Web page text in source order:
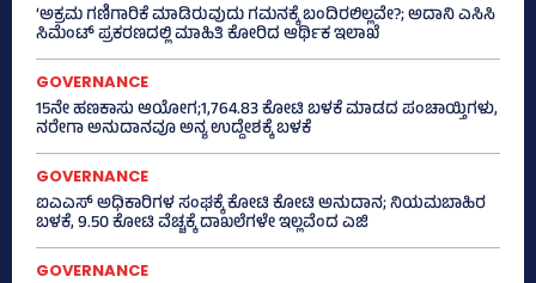
‘ಅಕ್ರಮ ಗಣಿಗಾರಿಕೆ ಮಾಡಿರುವುದು ಗಮನಕ್ಕೆ ಬಂದಿರಲಿಲ್ಲವೇ?; ಅದಾನಿ ಎಸಿಸಿ
ಸಿಮೆಂಟ್ ಪ್ರಕರಣದಲ್ಲಿ ಮಾಹಿತಿ ಕೋರಿದ ಆರ್ಥಿಕ ಇಲಾಖೆ
GOVERNANCE
15ನೇ ಹಣಕಾಸು ಆಯೋಗ;1,764.83 ಕೋಟಿ ಬಳಕೆ ಮಾಡದ ಪಂಚಾಯ್ತಿಗಳು,
ನರೇಗಾ ಅನುದಾನವೂ ಅನ್ಯ ಉದ್ದೇಶಕ್ಕೆ ಬಳಕೆ
GOVERNANCE
ಐಎಎಸ್‌ ಅಧಿಕಾರಿಗಳ ಸಂಘಕ್ಕೆ ಕೋಟಿ ಕೋಟಿ ಅನುದಾನ; ನಿಯಮಬಾಹಿರ
ಬಳಕೆ, 9.50 ಕೋಟಿ ವೆಚ್ಚಕ್ಕೆ ದಾಖಲೆಗಳೇ ಇಲ್ಲವೆಂದ ಎಜಿ
GOVERNANCE